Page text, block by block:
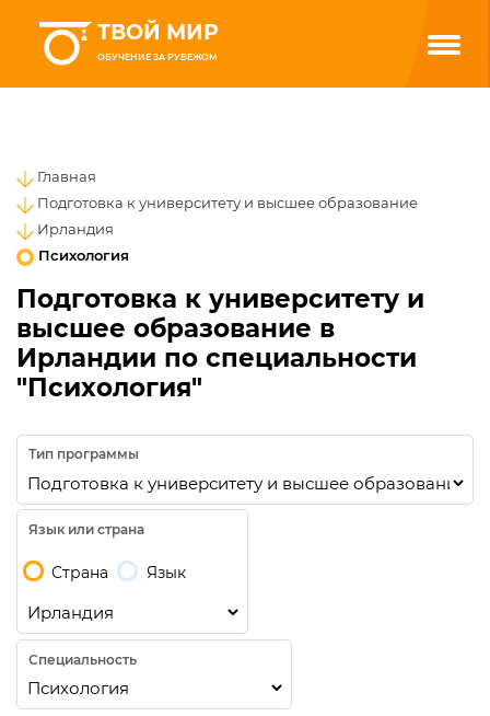
ТВОЙ МИР
ОБУЧЕНИЕ ЗА РУБЕЖОМ
Главная
Подготовка к университету и высшее образование
Ирландия
Психология
Подготовка к университету и
высшее образование в
Ирландии по специальности
"Психология"
Тип программы
Язык или страна
Страна Язык
Специальность